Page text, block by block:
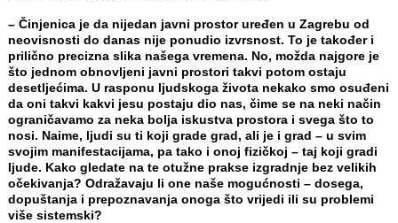
– Činjenica je da nijedan javni prostor uređen u Zagrebu od
neovisnosti do danas nije ponudio izvrsnost. To je također i
prilično precizna slika našega vremena. No, možda najgore je
što jednom obnovljeni javni prostori takvi potom ostaju
desetljećima. U rasponu ljudskoga života nekako smo osuđeni
da oni takvi kakvi jesu postaju dio nas, čime se na neki način
ograničavamo za neka bolja iskustva prostora i svega što to
nosi. Naime, ljudi su ti koji grade grad, ali je i grad – u svim
svojim manifestacijama, pa tako i onoj fizičkoj – taj koji gradi
ljude. Kako gledate na te otužne prakse izgradnje bez velikih
očekivanja? Odražavaju li one naše mogućnosti – dosega,
dopuštanja i prepoznavanja onoga što vrijedi ili su problemi
više sistemski?